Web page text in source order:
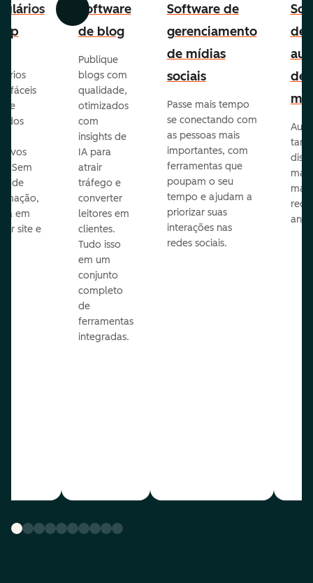
Anterior Avançar
fáceis
e
Sem
de
em
site e
Software
de blog
Publique
blogs com
qualidade,
otimizados
com
insights de
IA para
atrair
tráfego e
converter
leitores em
clientes.
Tudo isso
em um
conjunto
completo
de
ferramentas
integradas.
Software de
gerenciamento
de mídias
sociais
Passe mais tempo
se conectando com
as pessoas mais
importantes, com
ferramentas que
poupam o seu
tempo e ajudam a
priorizar suas
interações nas
redes sociais.
de
de
mail